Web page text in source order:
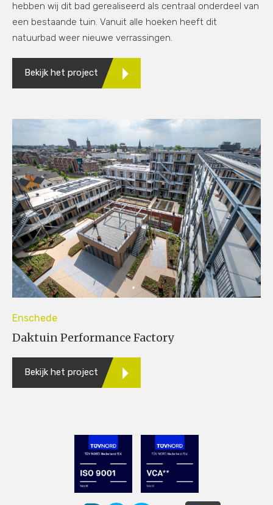
hebben wij dit bad gerealiseerd als centraal onderdeel van
een bestaande tuin. Vanuit alle hoeken heeft dit
natuurbad weer nieuwe verrassingen.
Bekijk het project
Enschede
Daktuin Performance Factory
Bekijk het project